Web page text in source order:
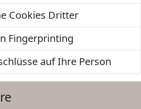
Cookies Dritter
Fingerprinting
auf Ihre Person